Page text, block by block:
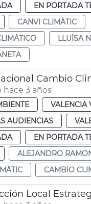
EN PORTADA
CANVI CLIMÀTIC
LLUÏSA
Cambio
3 años
VALENCIA
AUDIENCIAS
EN PORTADA
ALEJANDRO
CAMBIO